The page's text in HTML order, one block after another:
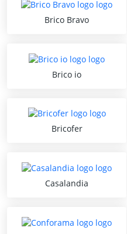
Brico Bravo
Brico io
Bricofer
Casalandia